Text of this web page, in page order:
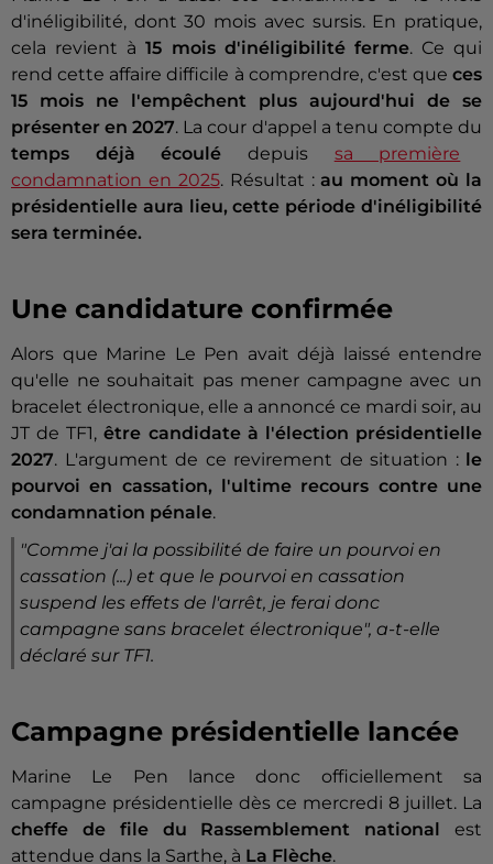
d'inéligibilité, dont 30 mois avec sursis. En pratique,
cela revient à15 mois d'inéligibilité ferme. Ce qui
rend cette affaire difficile à comprendre, c'est que ces
15 mois ne l'empêchent plus aujourd'hui de se
présenter en 2027. La cour d'appel a tenu compte du
temps déjà écoulé depuis sa première
condamnation en 2025. Résultat :au moment où la
présidentielle aura lieu, cette période d'inéligibilité
sera terminée.
Une candidature confirmée
Alors que Marine Le Pen avait déjà laissé entendre
qu'elle ne souhaitait pas mener campagne avec un
bracelet électronique, elle a annoncé ce mardi soir, au
JT de TF1, être candidate à l'élection présidentielle
2027. L'argument de ce revirement de situation :le
pourvoi en cassation, l'ultime recours contre une
condamnation pénale.
"Comme j'ai la possibilité de faire un pourvoi en
cassation (...) et que le pourvoi en cassation
suspend les effets de l'arrêt, je ferai donc
campagne sans bracelet électronique", a-t-elle
déclaré sur TF1.
Campagne présidentielle lancée
Marine Le Pen lance donc officiellement sa
campagne présidentielle dès ce mercredi 8 juillet. La
cheffe de file du Rassemblement national est
attendue dans la Sarthe, à La Flèche.